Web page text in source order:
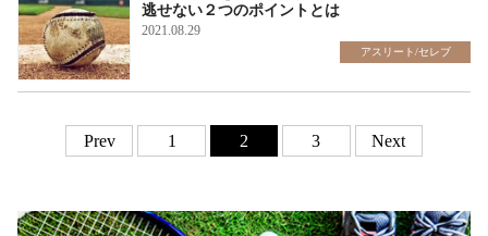
逃せない２つのポイントとは
2021.08.29
アスリート/セレブ
Prev 1 2 3 Next